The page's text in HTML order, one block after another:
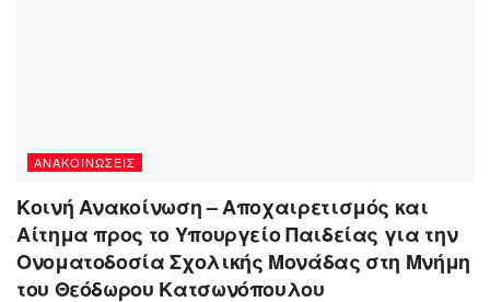
ΑΝΑΚΟΙΝΏΣΕΙΣ
Κοινή Ανακοίνωση – Αποχαιρετισμός και
Αίτημα προς το Υπουργείο Παιδείας για την
Ονοματοδοσία Σχολικής Μονάδας στη Μνήμη
του Θεόδωρου Κατσωνόπουλου